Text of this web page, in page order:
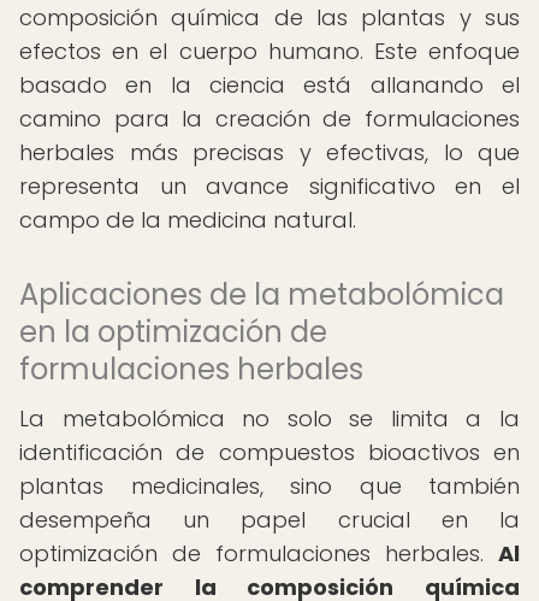
composición química de las plantas y sus
efectos en el cuerpo humano. Este enfoque
basado en la ciencia está allanando el
camino para la creación de formulaciones
herbales más precisas y efectivas, lo que
representa un avance significativo en el
campo de la medicina natural.
Aplicaciones de la metabolómica
en la optimización de
formulaciones herbales
La metabolómica no solo se limita a la
identificación de compuestos bioactivos en
plantas medicinales, sino que también
desempeña un papel crucial en la
optimización de formulaciones herbales. Al
comprender la composición química